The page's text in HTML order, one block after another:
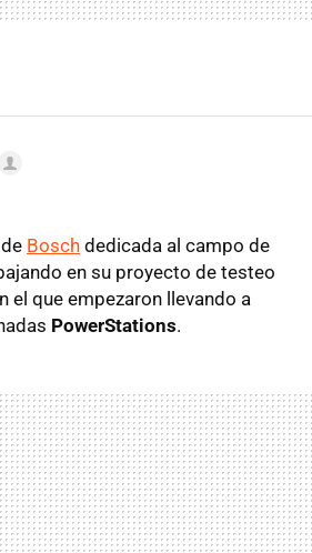
Bosch dedicada al campo de
en su proyecto de testeo
el que empezaron llevando a
PowerStations.